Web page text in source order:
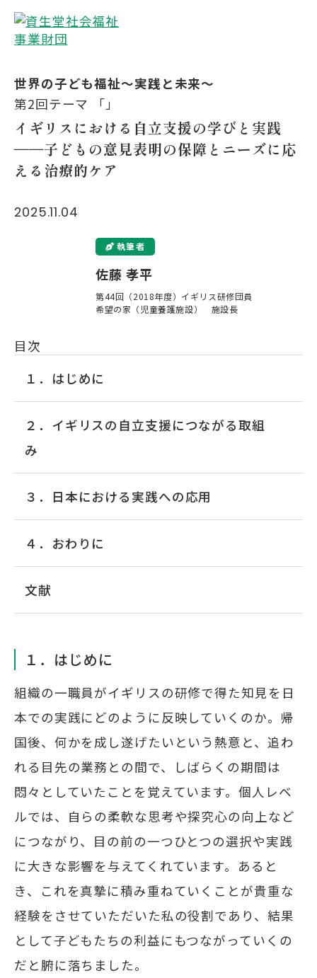
世界の子ども福祉～実践と未来～
第2回テーマ 「」
イギリスにおける自立支援の学びと実践
――子どもの意見表明の保障とニーズに応
える治療的ケア
2025.11.04
執筆者
佐藤 孝平
第44回（2018年度）イギリス研修団員
希望の家（児童養護施設）　施設長
目次
１．はじめに
２．イギリスの自立支援につながる取組
み
３．日本における実践への応用
４．おわりに
文献
１．はじめに
組織の一職員がイギリスの研修で得た知見を日
本での実践にどのように反映していくのか。帰
国後、何かを成し遂げたいという熱意と、追わ
れる目先の業務との間で、しばらくの期間は
悶々としていたことを覚えています。個人レベ
ルでは、自らの柔軟な思考や探究心の向上など
につながり、目の前の一つひとつの選択や実践
に大きな影響を与えてくれています。あると
き、これを真摯に積み重ねていくことが貴重な
経験をさせていただいた私の役割であり、結果
として子どもたちの利益にもつながっていくの
だと腑に落ちました。